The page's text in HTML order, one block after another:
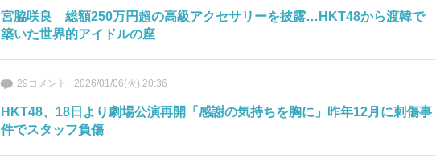
宮脇咲良 総額250万円超の高級アクセサリーを披露…HKT48から渡韓で
築いた世界的アイドルの座
29コメント 2026/01/06(火) 20:36
HKT48、18日より劇場公演再開「感謝の気持ちを胸に」昨年12月に刺傷事
件でスタッフ負傷